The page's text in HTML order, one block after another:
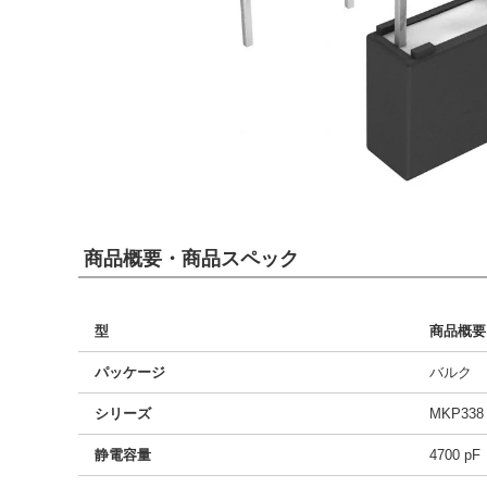
商品概要・商品スペック
型 商品概要
パッケージ バルク
シリーズ MKP338
静電容量 4700 pF